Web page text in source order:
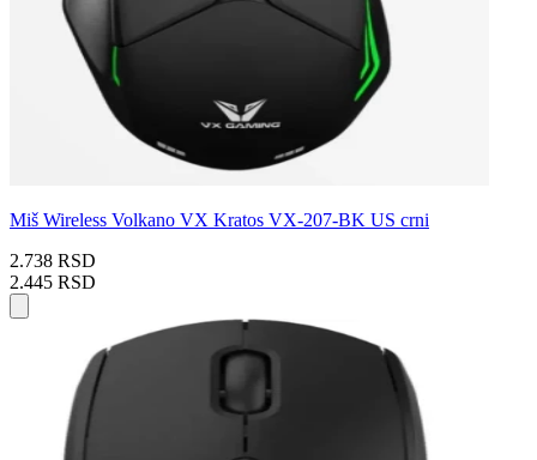
Miš Wireless Volkano VX Kratos VX-207-BK US crni
2.738 RSD
2.445 RSD